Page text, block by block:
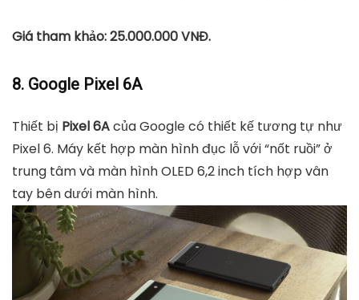
Giá tham khảo: 25.000.000 VNĐ.
8. Google Pixel 6A
Thiết bị Pixel 6Acủa Google có thiết kế tương tự như
Pixel 6. Máy kết hợp màn hình đục lỗ với “nốt ruồi” ở
trung tâm và màn hình OLED 6,2 inch tích hợp vân
tay bên dưới màn hình.